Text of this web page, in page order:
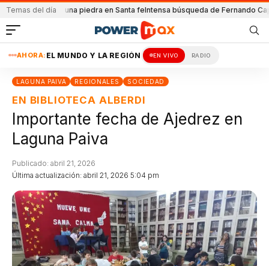
Temas del día
Atacada con una piedra en Santa feIntensa búsqueda de Fernando CappiEl
AHORA: EL MUNDO Y LA REGIÓN EN VIVO RADIO
LAGUNA PAIVA REGIONALES SOCIEDAD
EN BIBLIOTECA ALBERDI
Importante fecha de Ajedrez en
Laguna Paiva
Última actualización: abril 21, 2026 5:04 pm
Publicado: abril 21, 2026